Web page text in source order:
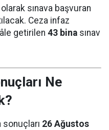
sınava başvuran
Ceza infaz
getirilen 43 bina sınav
Ne
sonuçları 26 Ağustos